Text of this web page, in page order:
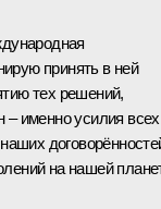
принять в ней
тех решений,
– именно усилия всех
на нашей